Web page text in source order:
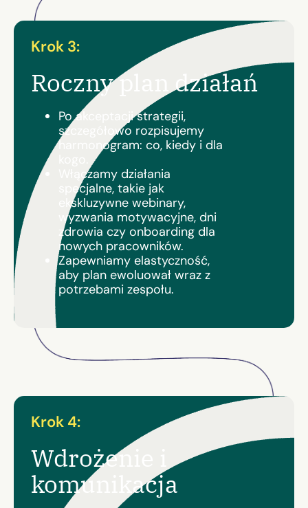
Krok 3:
Roczny plan działań
Po akceptacji strategii,
szczegółowo rozpisujemy
harmonogram: co, kiedy i dla
Włączamy działania
specjalne, takie jak
ekskluzywne webinary,
wyzwania motywacyjne, dni
zdrowia czy onboarding dla
nowych pracowników.
Zapewniamy elastyczność,
aby plan ewoluował wraz z
potrzebami zespołu.
Krok 4:
Wdrożenie i
komunikacja